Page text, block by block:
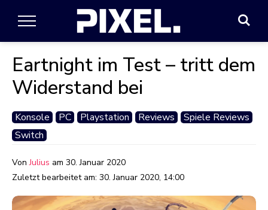
Eartnight im Test – tritt dem
Widerstand bei
Konsole PC Playstation Reviews
Spiele Reviews
Switch
VonJulius am 30. Januar 2020
Zuletzt bearbeitet am: 30. Januar 2020, 14:00